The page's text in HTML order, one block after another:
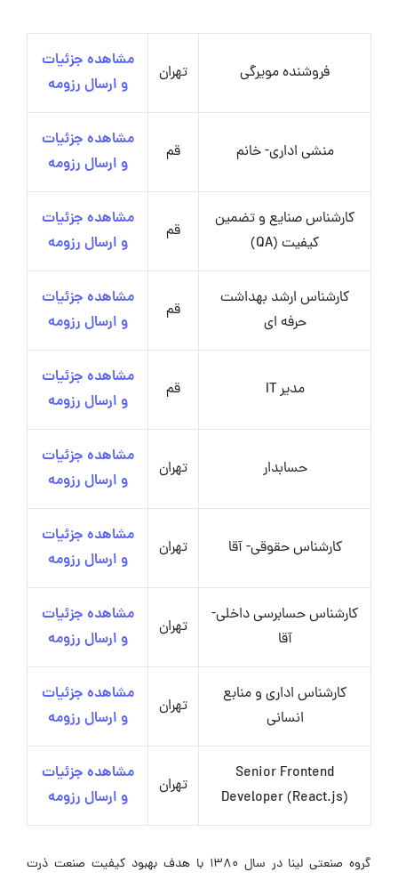
فروشنده مویرگی تهران
مشاهده جزئیات
و ارسال رزومه
منشی اداری- خانم قم
مشاهده جزئیات
و ارسال رزومه
کارشناس صنایع و تضمین
کیفیت (QA)
قم
مشاهده جزئیات
و ارسال رزومه
کارشناس ارشد بهداشت
حرفه ای
قم
مشاهده جزئیات
و ارسال رزومه
مدیر IT قم
مشاهده جزئیات
و ارسال رزومه
حسابدار تهران
مشاهده جزئیات
و ارسال رزومه
کارشناس حقوقی- آقا تهران
مشاهده جزئیات
و ارسال رزومه
کارشناس حسابرسی داخلی-
آقا
تهران
مشاهده جزئیات
و ارسال رزومه
کارشناس اداری و منابع
انسانی
تهران
مشاهده جزئیات
و ارسال رزومه
Senior Frontend
Developer (React.js)
تهران
مشاهده جزئیات
و ارسال رزومه
گروه صنعتی لینا در سال 1380 با هدف بهبود کیفیت صنعت ذرت